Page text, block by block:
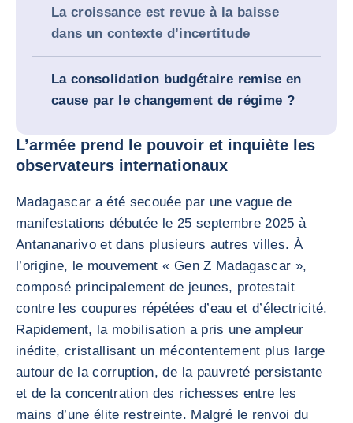
La croissance est revue à la baisse
dans un contexte d’incertitude
La consolidation budgétaire remise en
cause par le changement de régime ?
L’armée prend le pouvoir et inquiète les
observateurs internationaux
Madagascar a été secouée par une vague de
manifestations débutée le 25 septembre 2025 à
Antananarivo et dans plusieurs autres villes. À
l’origine, le mouvement « Gen Z Madagascar »,
composé principalement de jeunes, protestait
contre les coupures répétées d’eau et d’électricité.
Rapidement, la mobilisation a pris une ampleur
inédite, cristallisant un mécontentement plus large
autour de la corruption, de la pauvreté persistante
et de la concentration des richesses entre les
mains d’une élite restreinte. Malgré le renvoi du